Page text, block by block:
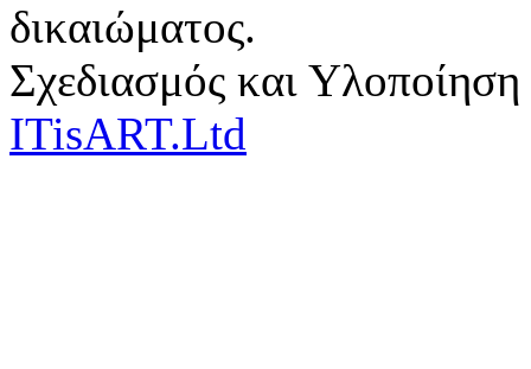
δικαιώματος.
Σχεδιασμός και Υλοποίηση
ITisART.Ltd